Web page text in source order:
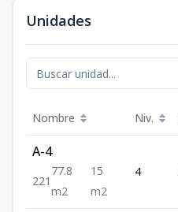
Unidades
Nombre Niv.
A-4
221
77.8
m2
15
m2
4